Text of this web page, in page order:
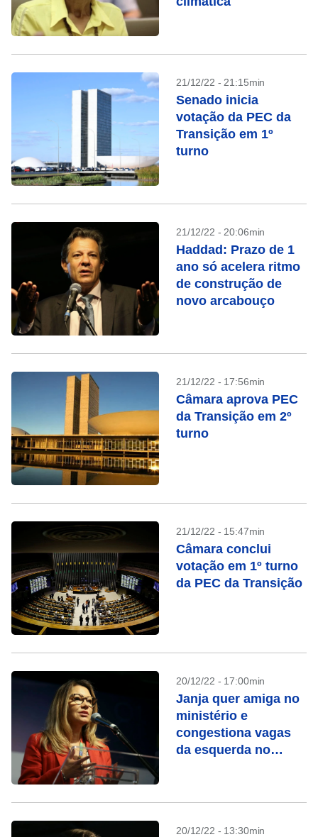
21/12/22 - 21:15min
Senado inicia
votação da PEC da
Transição em 1º
turno
21/12/22 - 20:06min
Haddad: Prazo de 1
ano só acelera ritmo
de construção de
novo arcabouço
21/12/22 - 17:56min
Câmara aprova PEC
da Transição em 2º
turno
21/12/22 - 15:47min
Câmara conclui
votação em 1º turno
da PEC da Transição
20/12/22 - 17:00min
Janja quer amiga no
ministério e
congestiona vagas
da esquerda no
20/12/22 - 13:30min